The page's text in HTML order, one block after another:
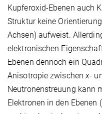
Kupferoxid-Ebenen auch
Struktur keine
Achsen) aufweist.
elektronischen
Ebenen dennoch ein
Anisotropie zwischenx-
Neutronenstreuung kann
Elektronen in den